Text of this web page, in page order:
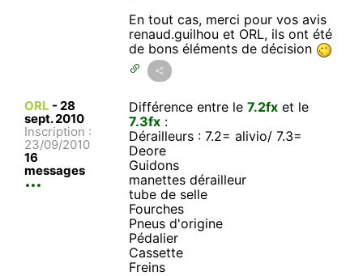
En tout cas, merci pour vos avis
renaud.guilhou et ORL, ils ont été
de bons éléments de décision
ORL - 28
sept. 2010
Inscription :
23/09/2010
16
messages
Différence entre le7.2fx et le
7.3fx :
Dérailleurs : 7.2= alivio/ 7.3=
Deore
Guidons
manettes dérailleur
tube de selle
Fourches
Pneus d'origine
Pédalier
Cassette
Freins